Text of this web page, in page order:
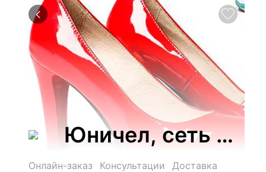
Юничел, сеть
Онлайн-заказ Консультации
Доставка